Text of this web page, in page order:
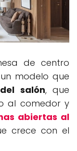
de centro
modelo que
salón, que
al comedor y
abiertas al
crece con el